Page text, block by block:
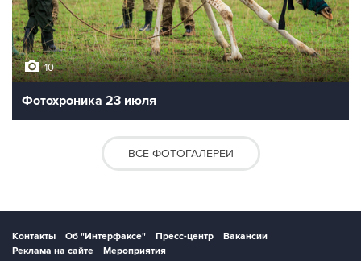
10
Фотохроника 23 июля
ВСЕ ФОТОГАЛЕРЕИ
Контакты Об "Интерфаксе" Пресс-центр
Вакансии
Реклама на сайте
Мероприятия